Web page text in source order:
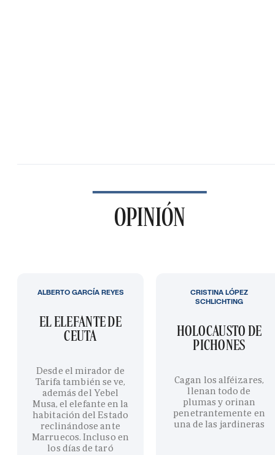
OPINIÓN
EL ELEFANTE DE
CEUTA
Desde el mirador de
Tarifa también se ve,
además del Yebel
Musa, el elefante en la
habitación del Estado
reclinándose ante
Marruecos. Incluso en
los días de taró
ALBERTO GARCÍA REYES
HOLOCAUSTO DE
PICHONES
Cagan los alféizares,
llenan todo de
plumas y orinan
penetrantemente en
una de las jardineras
CRISTINA LÓPEZ
SCHLICHTING